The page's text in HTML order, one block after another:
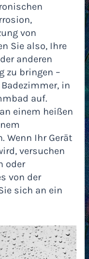
von
Sie also, Ihre
anderen
zu bringen –
in
auf.
einem heißen
Wenn Ihr Gerät
versuchen
oder
von der
sich an ein